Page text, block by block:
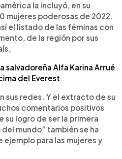
la incluyó, en su
mujeres poderosas de 2022.
el listado de las féminas con
de la región por sus
salvadoreña Alfa Karina Arrué
del Everest
sus redes. Y el extracto de su
comentarios positivos
su logro de ser la primera
mundo” también se ha
para las mujeres y